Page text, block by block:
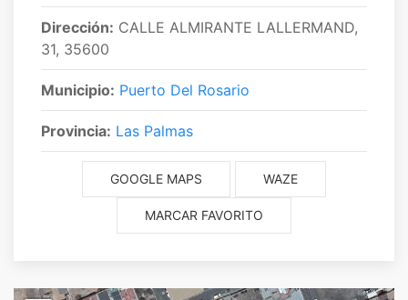
Dirección: CALLE ALMIRANTE LALLERMAND,
31, 35600
Municipio: Puerto Del Rosario
Provincia: Las Palmas
GOOGLE MAPS WAZE
MARCAR FAVORITO